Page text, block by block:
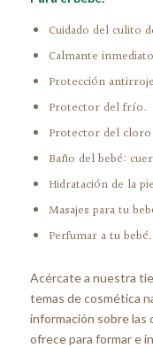
Cuidado del culito
Calmante
Protección
Protector del frío.
Protector del cloro
Baño del bebé:
Hidratación de la
Masajes para tu
Perfumar a tu bebé.
Acércate a nuestra
temas de cosmética
información sobre las
ofrece para formar e